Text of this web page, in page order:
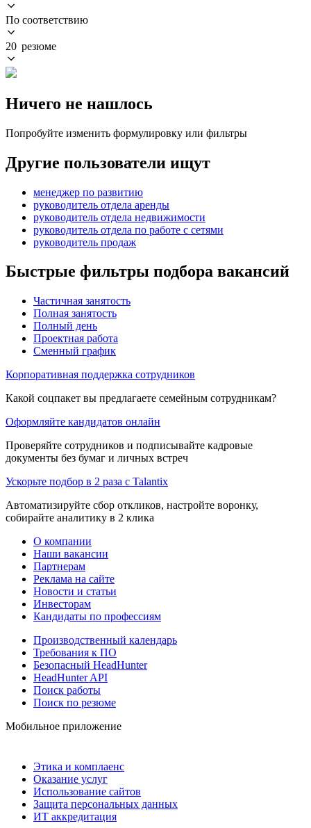
По соответствию
20 резюме
Ничего не нашлось
Попробуйте изменить формулировку или фильтры
Другие пользователи ищут
менеджер по развитию
руководитель отдела аренды
руководитель отдела недвижимости
руководитель отдела по работе с сетями
руководитель продаж
Быстрые фильтры подбора вакансий
Частичная занятость
Полная занятость
Полный день
Проектная работа
Сменный график
Корпоративная поддержка сотрудников
Какой соцпакет вы предлагаете семейным сотрудникам?
Оформляйте кандидатов онлайн
Проверяйте сотрудников и подписывайте кадровые
документы без бумаг и личных встреч
Ускорьте подбор в 2 раза с Talantix
Автоматизируйте сбор откликов, настройте воронку,
собирайте аналитику в 2 клика
О компании
Наши вакансии
Партнерам
Реклама на сайте
Новости и статьи
Инвесторам
Кандидаты по профессиям
Производственный календарь
Требования к ПО
Безопасный HeadHunter
HeadHunter API
Поиск работы
Поиск по резюме
Мобильное приложение
Этика и комплаенс
Оказание услуг
Использование сайтов
Защита персональных данных
ИТ аккредитация